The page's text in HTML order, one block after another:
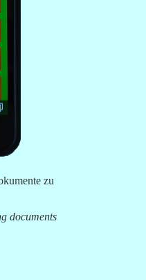
zu
documents